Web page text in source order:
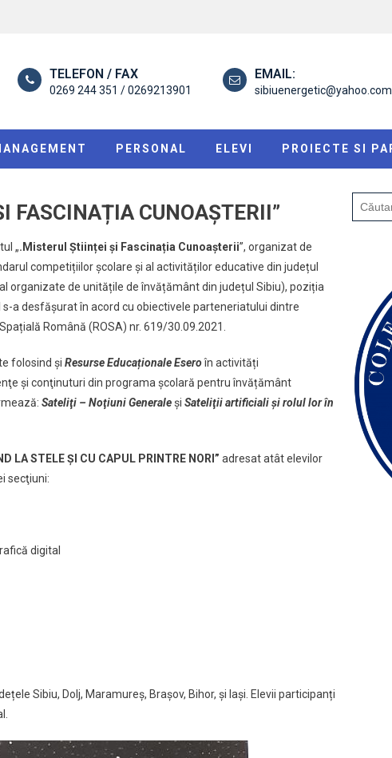
TELEFON / FAX
0269 244 351 / 0269213901
EMAIL:
sibiuenergetic@yahoo.com
PERSONAL ELEVI PROIECTE SI
CUNOAȘTERII”
„.Misterul Științei și Fascinația Cunoașterii”, organizat de
competițiilor școlare și al activităților educative din județul
organizate de unitățile de învățământ din județul Sibiu), poziția
a desfășurat în acord cu obiectivele parteneriatului dintre
Română (ROSA) nr. 619/30.09.2021.
folosind și Resurse Educaționale Eseroîn activități
şi conţinuturi din programa școlară pentru învățământ
Sateliţi – Noţiuni Generaleși Sateliţii artificiali și rolul lor în
LA STELE ȘI CU CAPUL PRINTRE NORI” adresat atât elevilor
secţiuni:
digital
Sibiu, Dolj, Maramureș, Brașov, Bihor, și Iași. Elevii participanți